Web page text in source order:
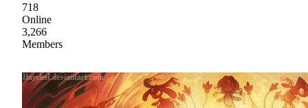
718
Online
3,266
Members